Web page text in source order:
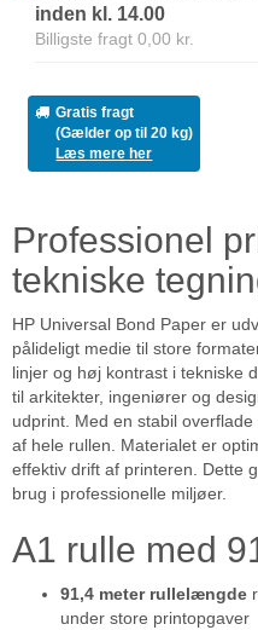
inden kl. 14.00
Billigste fragt 0,00 kr.
Gratis fragt
(Gælder op til 20 kg)
Læs mere her
Professionel
tekniske
HP Universal Bond Paper er
pålideligt medie til store
linjer og høj kontrast i tekniske
til arkitekter, ingeniører og
udprint. Med en stabil
af hele rullen. Materialet er
effektiv drift af printeren. Dette
brug i professionelle miljøer.
A1 rulle med
91,4 meter rullelængde
under store printopgaver